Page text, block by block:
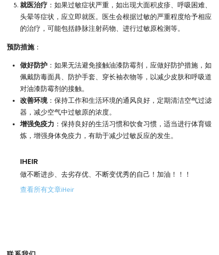
就医治疗：如果过敏症状严重，如出现大面积皮疹、呼吸困难、
头晕等症状，应立即就医。医生会根据过敏的严重程度给予相应
的治疗，可能包括静脉注射药物、进行过敏原检测等。
预防措施：
做好防护：如果无法避免接触油漆防霉剂，应做好防护措施，如
佩戴防毒面具、防护手套、穿长袖衣物等，以减少皮肤和呼吸道
对油漆防霉剂的接触。
改善环境：保持工作和生活环境的通风良好，定期清洁空气过滤
器，减少空气中过敏原的浓度。
增强免疫力 ：保持良好的生活习惯和饮食习惯，适当进行体育锻
炼，增强身体免疫力，有助于减少过敏反应的发生。
IHEIR
做不断进步、去劣存优、不断变优秀的自己！加油！！！
查看所有文章iHeir